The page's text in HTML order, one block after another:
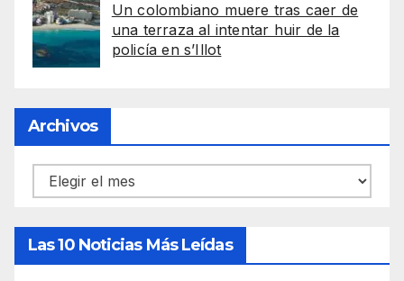
Un colombiano muere tras caer de
una terraza al intentar huir de la
policía en s’Illot
Archivos
Archivos
Las 10 Noticias Más Leídas